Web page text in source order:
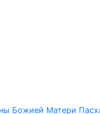
Божией Матери